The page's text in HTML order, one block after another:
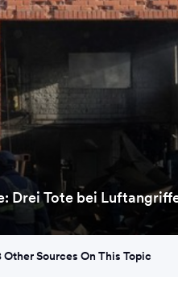
Drei Tote bei
Other Sources On This Topic